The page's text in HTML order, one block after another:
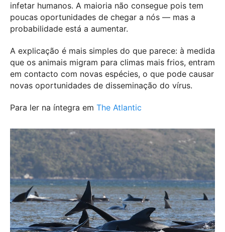
infetar humanos. A maioria não consegue pois tem
poucas oportunidades de chegar a nós — mas a
probabilidade está a aumentar.
A explicação é mais simples do que parece: à medida
que os animais migram para climas mais frios, entram
em contacto com novas espécies, o que pode causar
novas oportunidades de disseminação do vírus.
Para ler na íntegra em The Atlantic